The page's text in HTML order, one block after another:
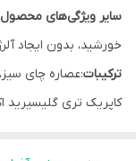
سایر ویژگی‌های
خورشید، بدون
ترکیبات:عصاره چای
کاپریک تری گلیسیرید